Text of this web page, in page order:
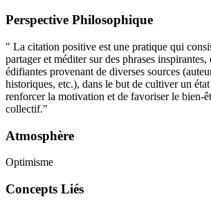
Perspective Philosophique
" La citation positive est une pratique qui
partager et méditer sur des phrases inspirantes,
édifiantes provenant de diverses sources
historiques, etc.), dans le but de cultiver un
renforcer la motivation et de favoriser le bien-
collectif."
Atmosphère
Optimisme
Concepts Liés